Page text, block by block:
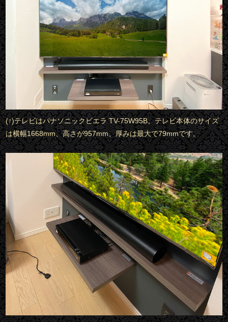
(↑)テレビはパナソニックビエラ TV-75W95B。テレビ本体のサイズ
は横幅1668mm、高さが957mm、厚みは最大で79mmです。